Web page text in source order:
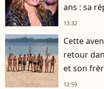
ans : sa
13:32
Cette
retour
et son
12:59